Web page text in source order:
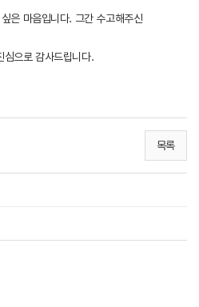
은 마음입니다. 그간 수고해주신
심으로 감사드립니다.
목록